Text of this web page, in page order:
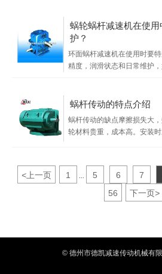
角较大，有利于形成润滑油膜
了啮合面间的摩擦，故磨损
效率高；承载能力高，由于凹
合，综合曲率半径大，因而
触应力，增.大了齿面强度，
率情况下，与普通圆柱蜗杆传
积小、质量轻，结构更紧凑。
蜗轮蜗杆减速机在使用
护？
环面蜗杆减速机在使用时要
精度，润滑状态和日常维护
磨损失效。安装要求：减速机
速机输出轴直接与工作机连
齿式联轴器或其他非刚性联轴
蜗杆传动的特点介绍
蜗杆传动的缺点摩擦损失大
轮材料贵重，成本高。安装
机器社保中。蜗杆传动的类
柱蜗杆传动、环面蜗杆传动
<上一页 1 5 6 7
56 下一页>
© 德州市德凯减速传动机械有